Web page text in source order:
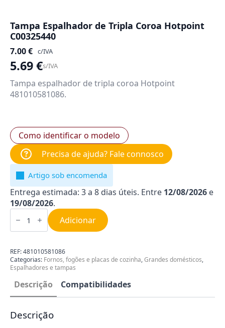
Tampa Espalhador de Tripla Coroa Hotpoint
C00325440
7.00€ c/IVA
5.69€s/IVA
Tampa espalhador de tripla coroa Hotpoint
481010581086.
Como identificar o modelo
Precisa de ajuda? Fale connosco
Artigo sob encomenda
Entrega estimada: 3 a 8 dias úteis. Entre 12/08/2026 e
19/08/2026.
Quantidade
de
Espalhador
Tripla
Coroa
Hotpoint
C00325440
Adicionar
REF:481010581086
Categorias: Fornos, fogões e placas de cozinha,Grandes domésticos,
Espalhadores e tampas
Descrição Compatibilidades
Descrição